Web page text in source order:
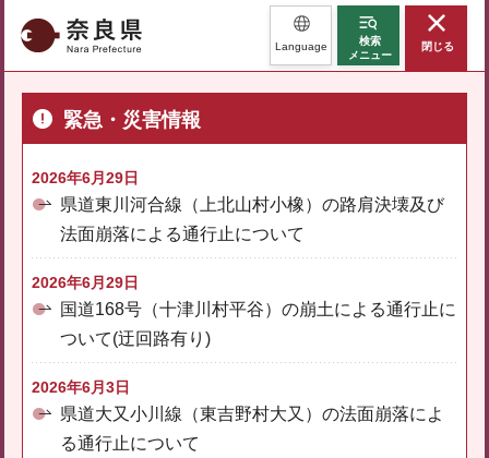
奈良県 Language
検索
メニュー
閉じる
緊急・災害情報
2026年6月29日
県道東川河合線（上北山村小橡）の路肩決壊及び
法面崩落による通行止について
2026年6月29日
国道168号（十津川村平谷）の崩土による通行止に
ついて(迂回路有り)
2026年6月3日
県道大又小川線（東吉野村大又）の法面崩落によ
る通行止について